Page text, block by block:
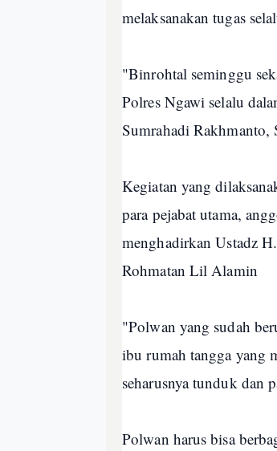
melaksanakan tugas
"Binrohtal seminggu
Polres Ngawi selalu
Sumrahadi
Kegiatan yang
para pejabat utama,
menghadirkan Ustadz
Rohmatan Lil Alamin
"Polwan yang sudah
ibu rumah tangga yang
seharusnya tunduk dan
Polwan harus bisa